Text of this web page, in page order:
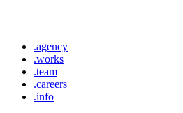
.agency
.works
.team
.careers
.info